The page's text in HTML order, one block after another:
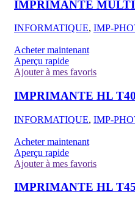
IMPRIMANTE
INFORMATIQUE, IMP-
Acheter maintenant
Aperçu rapide
Ajouter à mes favoris
IMPRIMANTE HL
INFORMATIQUE, IMP-
Acheter maintenant
Aperçu rapide
Ajouter à mes favoris
IMPRIMANTE HL